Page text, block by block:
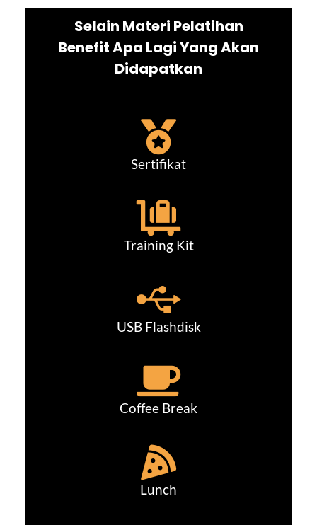
Selain Materi Pelatihan
Benefit Apa Lagi Yang Akan
Didapatkan
Sertifikat
Training Kit
USB Flashdisk
Coffee Break
Lunch